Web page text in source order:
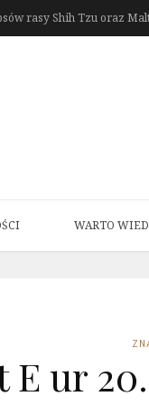
rasy Shih Tzu oraz
WARTO
E ur